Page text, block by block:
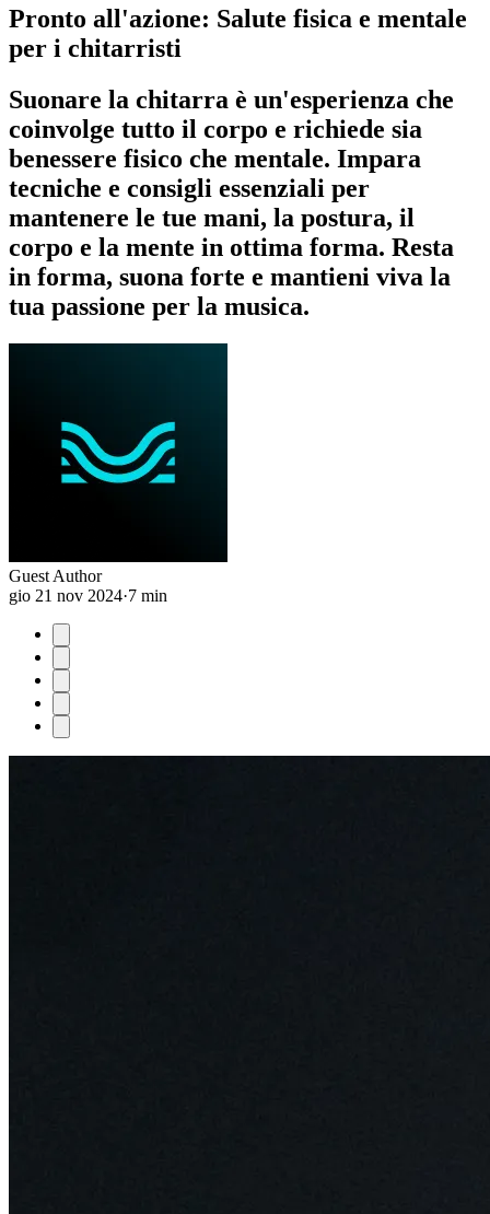
Pronto all'azione: Salute fisica e mentale
per i chitarristi
Suonare la chitarra è un'esperienza che
coinvolge tutto il corpo e richiede sia
benessere fisico che mentale. Impara
tecniche e consigli essenziali per
mantenere le tue mani, la postura, il
corpo e la mente in ottima forma. Resta
in forma, suona forte e mantieni viva la
tua passione per la musica.
Guest Author
gio 21 nov 2024·7 min